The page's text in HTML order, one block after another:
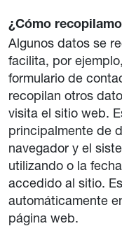
¿Cómo
Algunos datos se
facilita, por
formulario de
recopilan otros
visita el sitio web.
principalmente de
navegador y el
utilizando o la
accedido al sitio.
automáticamente
página web.